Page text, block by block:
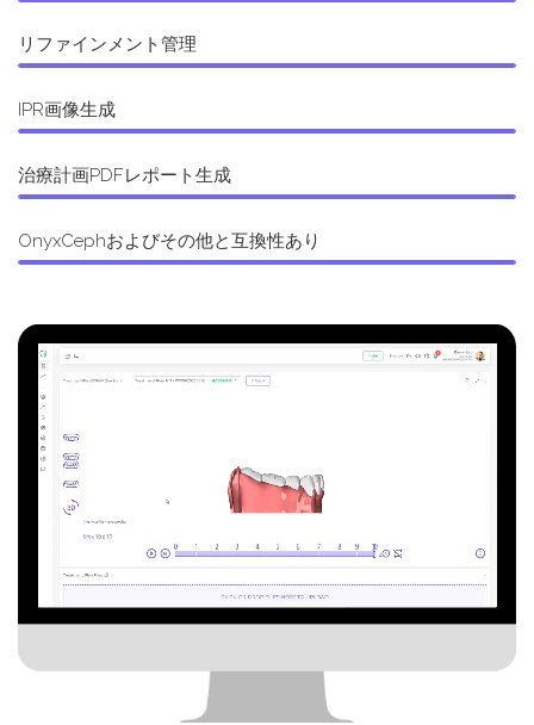
リファインメント管理
IPR画像生成
治療計画PDFレポート生成
OnyxCephおよびその他と互換性あり